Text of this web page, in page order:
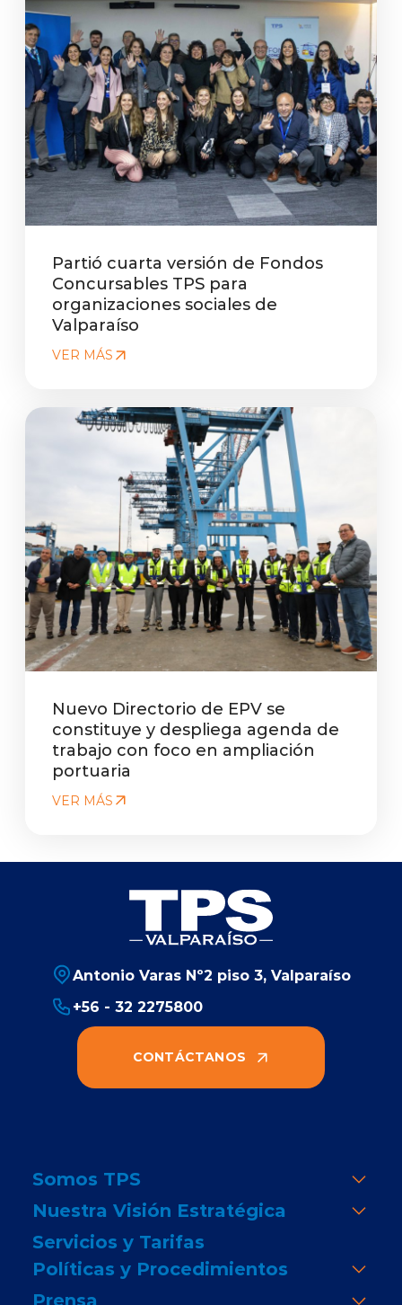
Partió cuarta versión de Fondos
Concursables TPS para
organizaciones sociales de
Valparaíso
VER MÁS
Nuevo Directorio de EPV se
constituye y despliega agenda de
trabajo con foco en ampliación
portuaria
VER MÁS
Antonio Varas Nº2 piso 3, Valparaíso
+56 - 32 2275800
CONTÁCTANOS
Somos TPS
Nuestra Visión Estratégica
Servicios y Tarifas
Políticas y Procedimientos
Prensa